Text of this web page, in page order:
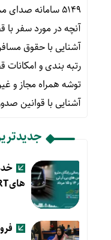
۵۱۴۹ سامانه صدای مسافر راه آهن
آنچه در مورد سفر با
آشنایی با حقوق
رتبه بندی و
توشه همراه مجاز و
آشنایی با قوانین
های BRT تبریز در ۱۴ و ۱۵ مرداد